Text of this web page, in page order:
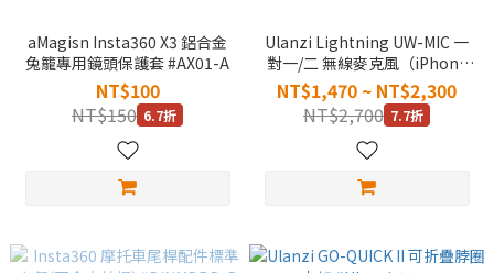
aMagisn Insta360 X3 鋁合金
兔籠專用鏡頭保護套 #AX01-A
NT$100
NT$150 6.7折
Ulanzi Lightning UW-MIC 一
對一/二 無線麥克風（iPhone
用）
NT$1,470 ~ NT$2,300
NT$2,700 7.7折